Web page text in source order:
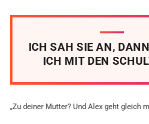
ICH SAH SIE AN,
ICH MIT DEN
„Zu deiner Mutter? Und Alex geht gleich